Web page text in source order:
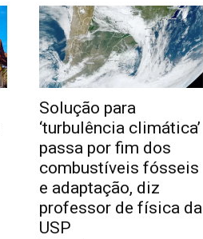
Solução para
‘turbulência climática’
passa por fim dos
combustíveis fósseis
e adaptação, diz
professor de física da
USP